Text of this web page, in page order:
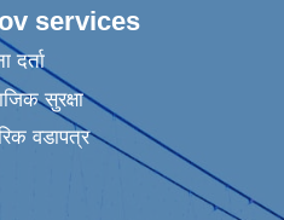
services
दर्ता
सुरक्षा
वडापत्र